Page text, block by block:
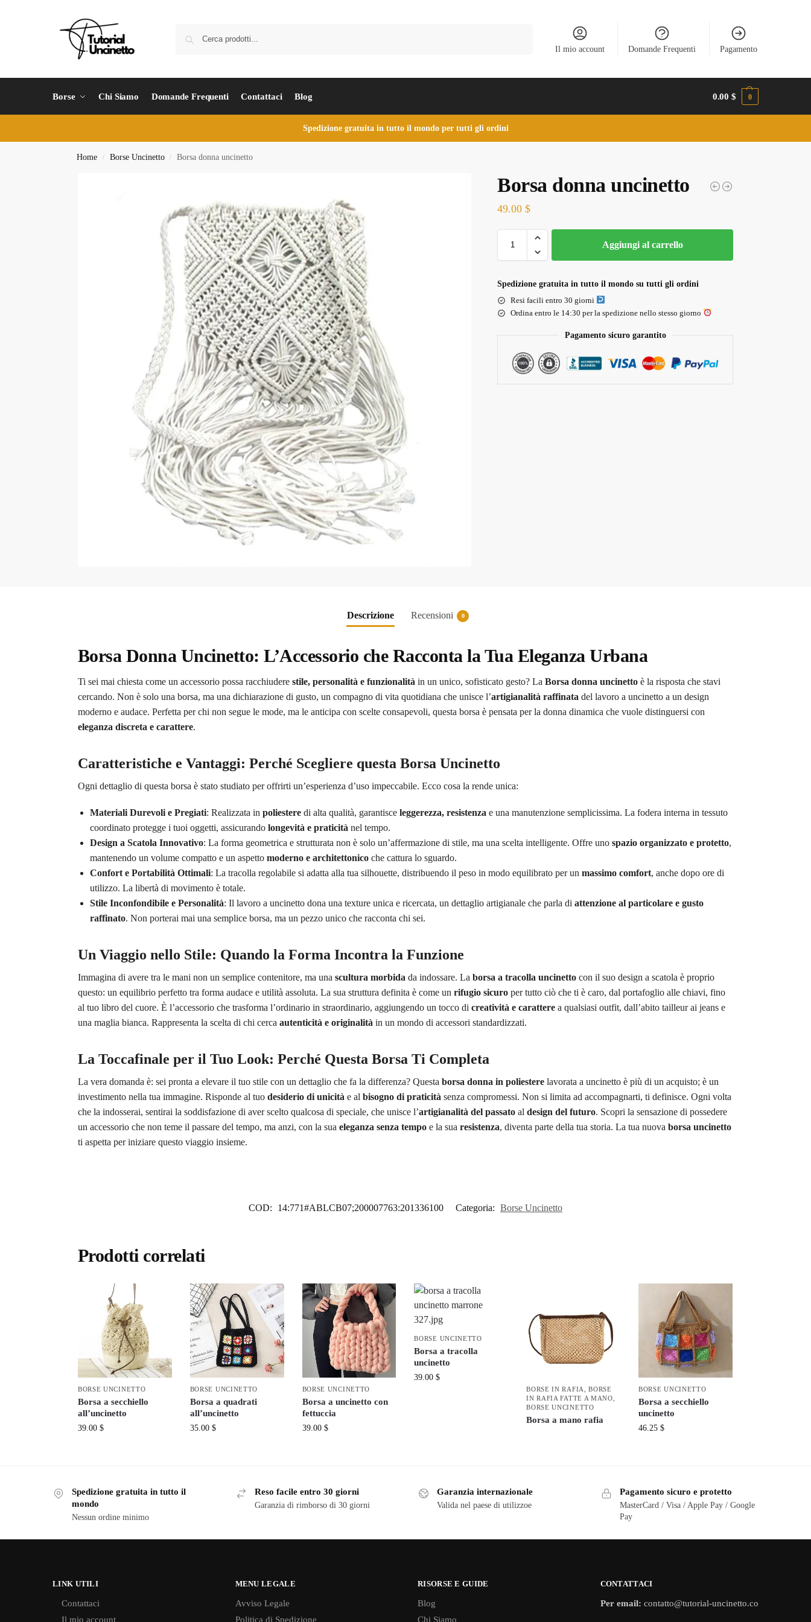
Il mio account Domande Frequenti Pagamento
Borse Chi Siamo Domande Frequenti Contattaci Blog 0.00$ 0
Spedizione gratuita in tutto il mondo per tutti gli ordini
Home / Borse Uncinetto / Borsa donna uncinetto
Borsa donna uncinetto
49.00$
Aggiungi al carrello
Spedizione gratuita in tutto il mondo su tutti gli ordini
Resi facili entro 30 giorni
Ordina entro le 14:30 per la spedizione nello stesso giorno
Pagamento sicuro garantito
Descrizione Recensioni 0
Borsa Donna Uncinetto: L’Accessorio che Racconta la Tua Eleganza Urbana
Ti sei mai chiesta come un accessorio possa racchiudere stile, personalità e funzionalità in un unico, sofisticato gesto? La Borsa donna uncinettoè la risposta che stavi
cercando. Non è solo una borsa, ma una dichiarazione di gusto, un compagno di vita quotidiana che unisce l’artigianalità raffinata del lavoro a uncinetto a un design
moderno e audace. Perfetta per chi non segue le mode, ma le anticipa con scelte consapevoli, questa borsa è pensata per la donna dinamica che vuole distinguersi con
eleganza discreta e carattere.
Caratteristiche e Vantaggi: Perché Scegliere questa Borsa Uncinetto
Ogni dettaglio di questa borsa è stato studiato per offrirti un’esperienza d’uso impeccabile. Ecco cosa la rende unica:
Materiali Durevoli e Pregiati: Realizzata in poliesteredi alta qualità, garantisce leggerezza, resistenza e una manutenzione semplicissima. La fodera interna in tessuto
coordinato protegge i tuoi oggetti, assicurando longevità e praticità nel tempo.
Design a Scatola Innovativo: La forma geometrica e strutturata non è solo un’affermazione di stile, ma una scelta intelligente. Offre uno spazio organizzato e protetto,
mantenendo un volume compatto e un aspetto moderno e architettonicoche cattura lo sguardo.
Confort e Portabilità Ottimali: La tracolla regolabile si adatta alla tua silhouette, distribuendo il peso in modo equilibrato per un massimo comfort, anche dopo ore di
utilizzo. La libertà di movimento è totale.
Stile Inconfondibile e Personalità: Il lavoro a uncinetto dona una texture unica e ricercata, un dettaglio artigianale che parla di attenzione al particolare e gusto
raffinato. Non porterai mai una semplice borsa, ma un pezzo unico che racconta chi sei.
Un Viaggio nello Stile: Quando la Forma Incontra la Funzione
Immagina di avere tra le mani non un semplice contenitore, ma una scultura morbida da indossare. La borsa a tracolla uncinettocon il suo design a scatola è proprio
questo: un equilibrio perfetto tra forma audace e utilità assoluta. La sua struttura definita è come un rifugio sicuroper tutto ciò che ti è caro, dal portafoglio alle chiavi, fino
al tuo libro del cuore. È l’accessorio che trasforma l’ordinario in straordinario, aggiungendo un tocco di creatività e caratterea qualsiasi outfit, dall’abito tailleur ai jeans e
una maglia bianca. Rappresenta la scelta di chi cerca autenticità e originalità in un mondo di accessori standardizzati.
La Toccafinale per il Tuo Look: Perché Questa Borsa Ti Completa
La vera domanda è: sei pronta a elevare il tuo stile con un dettaglio che fa la differenza? Questa borsa donna in poliesterelavorata a uncinetto è più di un acquisto; è un
investimento nella tua immagine. Risponde al tuo desiderio di unicità e al bisogno di praticità senza compromessi. Non si limita ad accompagnarti, ti definisce. Ogni volta
che la indosserai, sentirai la soddisfazione di aver scelto qualcosa di speciale, che unisce l’artigianalità del passatoal design del futuro. Scopri la sensazione di possedere
un accessorio che non teme il passare del tempo, ma anzi, con la sua eleganza senza tempoe la sua resistenza, diventa parte della tua storia. La tua nuova borsa uncinetto
ti aspetta per iniziare questo viaggio insieme.
COD: 14:771#ABLCB07;200007763:201336100 Categoria: Borse Uncinetto
Prodotti correlati
BORSE UNCINETTO
Borsa a secchiello
all’uncinetto
39.00 $
BORSE UNCINETTO
Borsa a quadrati
all’uncinetto
35.00 $
BORSE UNCINETTO
Borsa a uncinetto con
fettuccia
39.00 $
BORSE UNCINETTO
Borsa a tracolla
uncinetto
39.00$
BORSE IN RAFIA ,BORSE
IN RAFIA FATTE A MANO
BORSE UNCINETTO
Borsa a mano rafia
BORSE UNCINETTO
Borsa a secchiello
uncinetto
46.25 $
Spedizione gratuita in tutto il
mondo
Nessun ordine minimo
Reso facile entro 30 giorni
Garanzia di rimborso di 30 giorni
Garanzia internazionale
Valida nel paese di utilizzoe
Pagamento sicuro e protetto
MasterCard / Visa / Apple Pay / Google
Pay
LINK UTILI
Contattaci
Il mio account
MENU LEGALE
Avviso Legale
Politica di Spedizione
RISORSE E GUIDE
Blog
Chi Siamo
CONTATTACI
Per email: contatto@tutorial-uncinetto.co